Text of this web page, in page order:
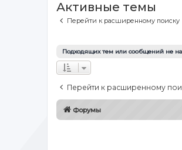
Активные темы
Перейти к расширенному поиску
Подходящих тем или сообщений не
Перейти к расширенному
Форумы